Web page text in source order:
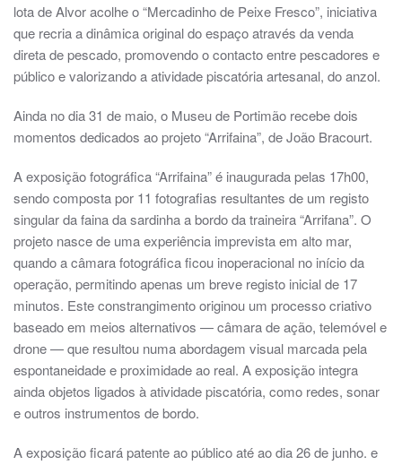
lota de Alvor acolhe o “Mercadinho de Peixe Fresco”, iniciativa
que recria a dinâmica original do espaço através da venda
direta de pescado, promovendo o contacto entre pescadores e
público e valorizando a atividade piscatória artesanal, do anzol.
Ainda no dia 31 de maio, o Museu de Portimão recebe dois
momentos dedicados ao projeto “Arrifaina”, de João Bracourt.
A exposição fotográfica “Arrifaina” é inaugurada pelas 17h00,
sendo composta por 11 fotografias resultantes de um registo
singular da faina da sardinha a bordo da traineira “Arrifana”. O
projeto nasce de uma experiência imprevista em alto mar,
quando a câmara fotográfica ficou inoperacional no início da
operação, permitindo apenas um breve registo inicial de 17
minutos. Este constrangimento originou um processo criativo
baseado em meios alternativos — câmara de ação, telemóvel e
drone — que resultou numa abordagem visual marcada pela
espontaneidade e proximidade ao real. A exposição integra
ainda objetos ligados à atividade piscatória, como redes, sonar
e outros instrumentos de bordo.
A exposição ficará patente ao público até ao dia 26 de junho. e